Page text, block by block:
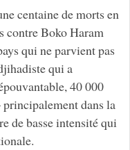
centaine de morts en
contre Boko Haram
qui ne parvient pas
qui a
40 000
dans la
de basse intensité qui